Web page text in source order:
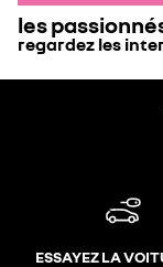
les
regardez les
ESSAYEZ LA